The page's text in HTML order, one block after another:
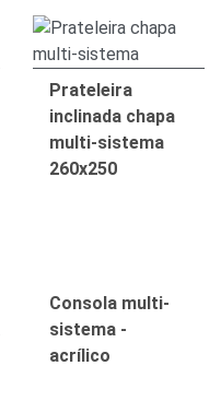
Prateleira
inclinada chapa
multi-sistema
260x250
Consola multi-
sistema -
acrílico